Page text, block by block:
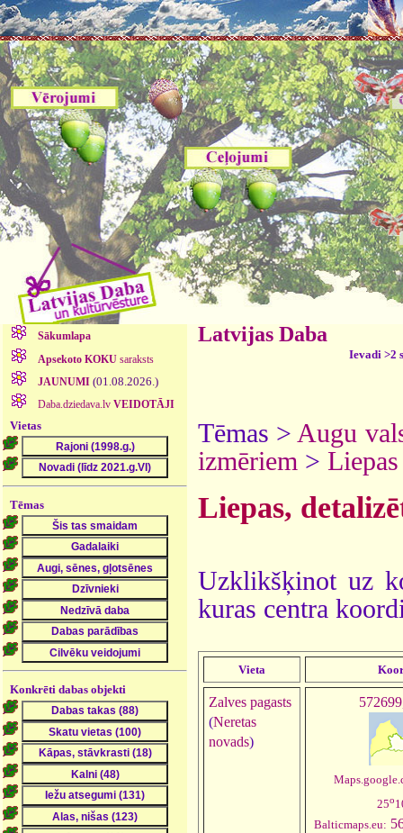
Sākumlapa
Apsekoto KOKUsaraksts
JAUNUMI (01.08.2026.)
Daba.dziedava.lv VEIDOTĀJI
Vietas
Tēmas
Konkrēti dabas objekti
Latvijas Daba
Ievadi >2
Tēmas > Augu
izmēriem > Liepas
Liepas,
Uzklikšķinot uz
kuras centra
Vieta
Zalves pagasts
(Neretas
novads)
25o
Balticmaps.eu: